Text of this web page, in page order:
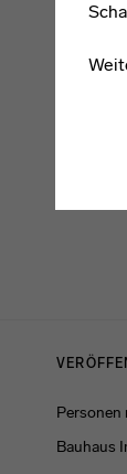
Personen
Bauhaus